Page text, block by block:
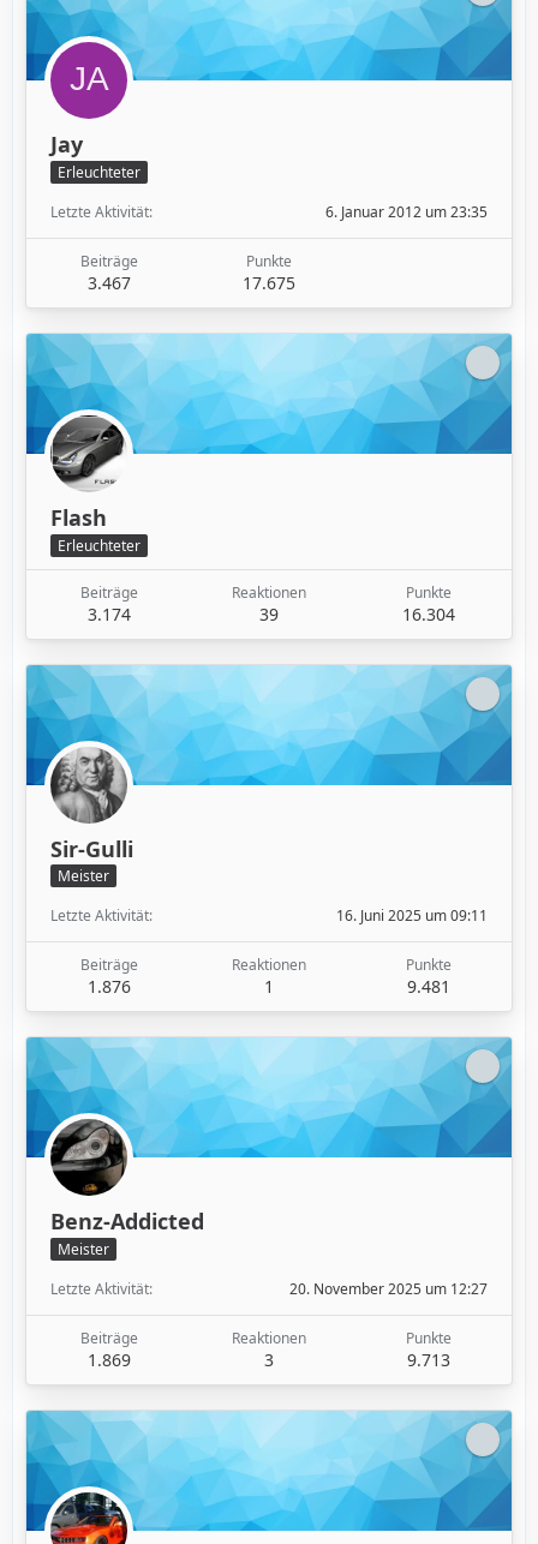
Jay
Erleuchteter
Letzte Aktivität
6. Januar 2012 um 23:35
Beiträge
3.467
Punkte
17.675
Flash
Erleuchteter
Beiträge
3.174
Reaktionen
39
Punkte
16.304
Sir-Gulli
Meister
Letzte Aktivität
16. Juni 2025 um 09:11
Beiträge
1.876
Reaktionen
1
Punkte
9.481
Benz-Addicted
Meister
Letzte Aktivität
20. November 2025 um 12:27
Beiträge
1.869
Reaktionen
3
Punkte
9.713